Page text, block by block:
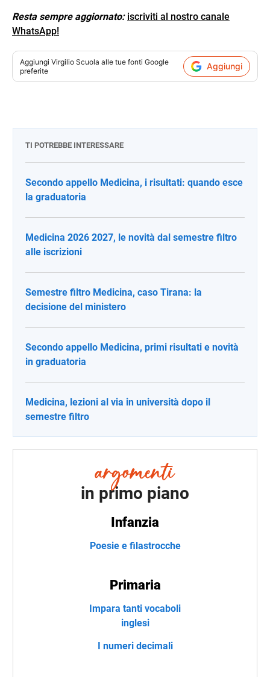
Resta sempre aggiornato: iscriviti al nostro canale
WhatsApp!
Aggiungi Virgilio Scuola alle tue fonti Google
preferite
Aggiungi
TI POTREBBE INTERESSARE
Secondo appello Medicina, i risultati: quando esce
la graduatoria
Medicina 2026 2027, le novità dal semestre filtro
alle iscrizioni
Semestre filtro Medicina, caso Tirana: la
decisione del ministero
Secondo appello Medicina, primi risultati e novità
in graduatoria
Medicina, lezioni al via in università dopo il
semestre filtro
in primo piano
Infanzia
Poesie e filastrocche
Primaria
Impara tanti vocaboli
inglesi
I numeri decimali